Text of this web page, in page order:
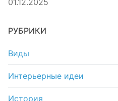
РУБРИКИ
Виды
Интерьерные идеи
История